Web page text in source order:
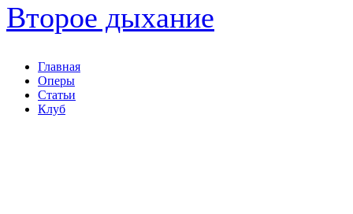
Второе дыхание
Главная
Оперы
Статьи
Клуб